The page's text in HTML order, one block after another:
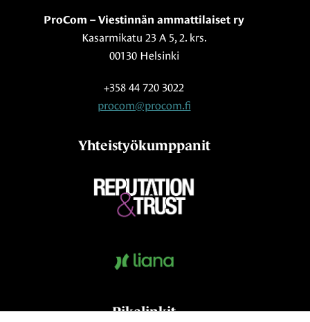
ProCom – Viestinnän ammattilaiset ry
Kasarmikatu 23 A 5, 2. krs.
00130 Helsinki
+358 44 720 3022
procom@procom.fi
Yhteistyökumppanit
Pikalinkit